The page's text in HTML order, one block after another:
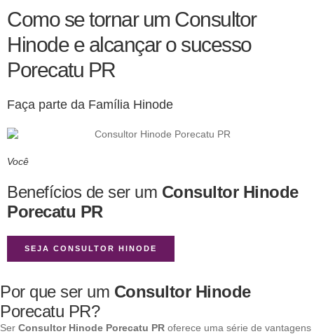
Como se tornar um Consultor
Hinode e alcançar o sucesso
Porecatu PR
Faça parte da Família Hinode
Você
Benefícios de ser um Consultor Hinode
Porecatu PR
SEJA CONSULTOR HINODE
Por que ser um Consultor Hinode
Porecatu PR?
Ser Consultor Hinode Porecatu PR oferece uma série de vantagens